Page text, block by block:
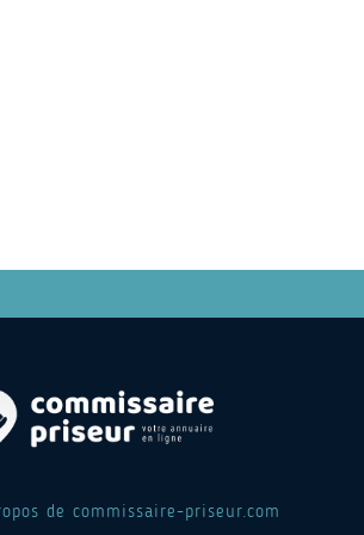
de commissaire-priseur.com